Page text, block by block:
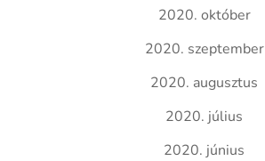
2020. október
2020. szeptember
2020. augusztus
2020. július
2020. június